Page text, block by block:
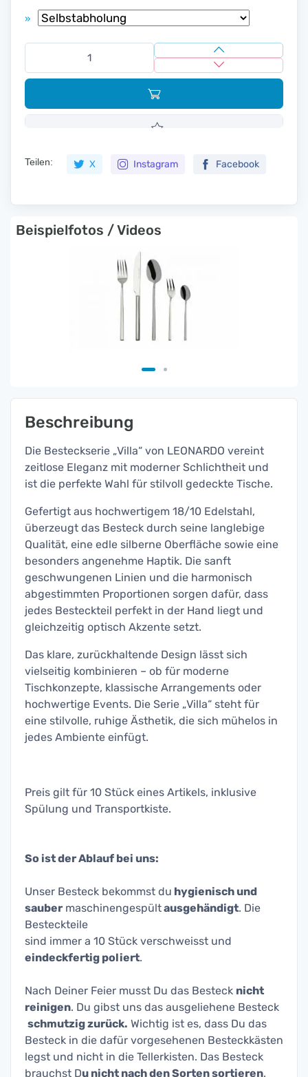
»
Teilen: X Instagram Facebook
Beispielfotos / Videos
Beschreibung
Die Besteckserie „Villa“ von LEONARDO vereint
zeitlose Eleganz mit moderner Schlichtheit und
ist die perfekte Wahl für stilvoll gedeckte Tische.
Gefertigt aus hochwertigem 18/10 Edelstahl,
überzeugt das Besteck durch seine langlebige
Qualität, eine edle silberne Oberfläche sowie eine
besonders angenehme Haptik. Die sanft
geschwungenen Linien und die harmonisch
abgestimmten Proportionen sorgen dafür, dass
jedes Besteckteil perfekt in der Hand liegt und
gleichzeitig optisch Akzente setzt.
Das klare, zurückhaltende Design lässt sich
vielseitig kombinieren – ob für moderne
Tischkonzepte, klassische Arrangements oder
hochwertige Events. Die Serie „Villa“ steht für
eine stilvolle, ruhige Ästhetik, die sich mühelos in
jedes Ambiente einfügt.
Preis gilt für 10 Stück eines Artikels, inklusive
Spülung und Transportkiste.
So ist der Ablauf bei uns:
Unser Besteck bekommst du hygienisch und
sauber maschinengespültausgehändigt. Die
Besteckteile
sind immer a 10 Stück verschweisst und
eindeckfertig poliert.
Nach Deiner Feier musst Du das Besteck nicht
reinigen. Du gibst uns das ausgeliehene Besteck
schmutzig zurück. Wichtig ist es, dass Du das
Besteck in die dafür vorgesehenen Besteckkästen
legst und nicht in die Tellerkisten. Das Besteck
brauchst Du nicht nach den Sorten sortieren.